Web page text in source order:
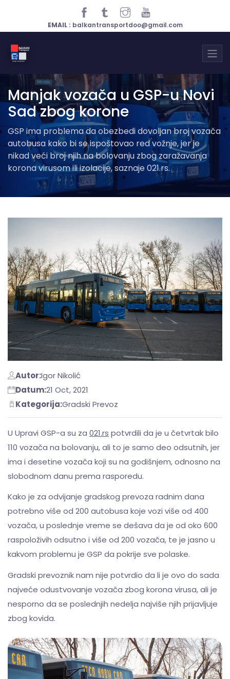
EMAIL : balkantransportdoo@gmail.com
Manjak vozača u GSP-u Novi
Sad zbog korone
GSP ima problema da obezbedi dovoljan broj vozača
autobusa kako bi se ispoštovao red vožnje, jer je
nikad veći broj njih na bolovanju zbog zaražavanja
korona virusom ili izolacije, saznaje 021.rs.
Autor:Igor Nikolić
Datum:21 Oct, 2021
Kategorija:Gradski Prevoz
U Upravi GSP-a su za 021.rs potvrdili da je u četvrtak bilo
110 vozača na bolovanju, ali to je samo deo odsutnih, jer
ima i desetine vozača koji su na godišnjem, odnosno na
slobodnom danu prema rasporedu.
Kako je za odvijanje gradskog prevoza radnim dana
potrebno više od 200 autobusa koje vozi više od 400
vozača, u poslednje vreme se dešava da je od oko 600
raspoloživih odsutno i više od 200 vozača, te je jasno u
kakvom problemu je GSP da pokrije sve polaske.
Gradski prevoznik nam nije potvrdio da li je ovo do sada
najveće odustvovanje vozača zbog korona virusa, ali je
nesporno da se poslednjih nedelja najviše njih prijavljuje
zbog kovida.